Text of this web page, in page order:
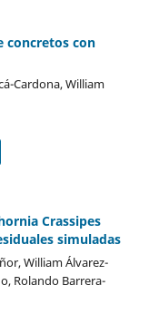
concretos con
Cardona, William
Crassipes
simuladas
William Álvarez-
Rolando Barrera-